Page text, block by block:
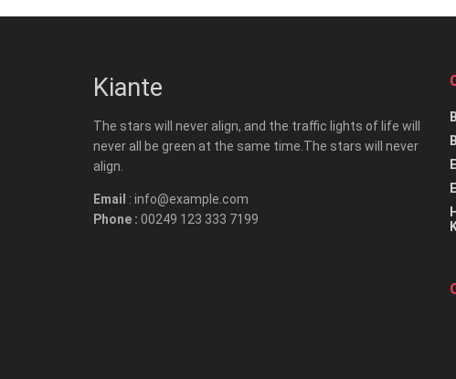
Kiante
The stars will never align, and the traffic lights of life will
never all be green at the same time.The stars will never
align.
Email : info@example.com
Phone : 00249 123 333 7199